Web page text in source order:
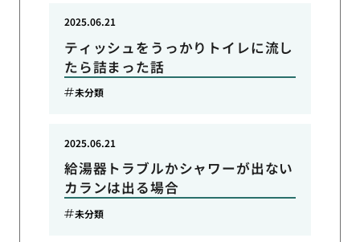
ティッシュをうっかりトイレに流し
たら詰まった話
2025.06.21
未分類
給湯器トラブルかシャワーが出ない
カランは出る場合
2025.06.21
未分類